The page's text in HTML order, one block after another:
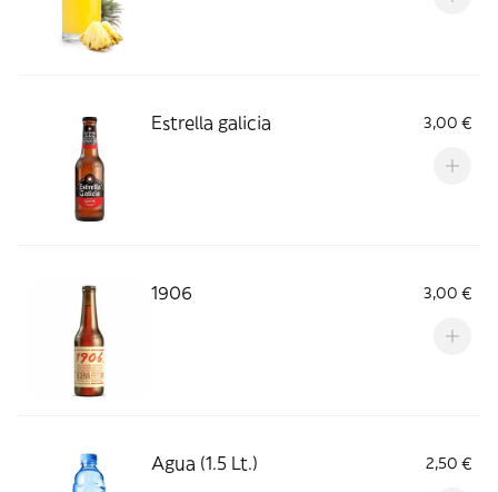
Estrella galicia 3,00 €
1906 3,00 €
Agua (1.5 Lt.) 2,50 €